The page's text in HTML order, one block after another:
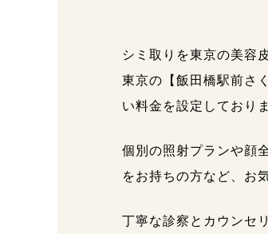
シミ取りを東京の美容
東京の【飯田橋駅前さ
い料金を設定しておりま
個別の照射プランや顔
をお持ちの方など、お
丁寧な診察とカウンセ